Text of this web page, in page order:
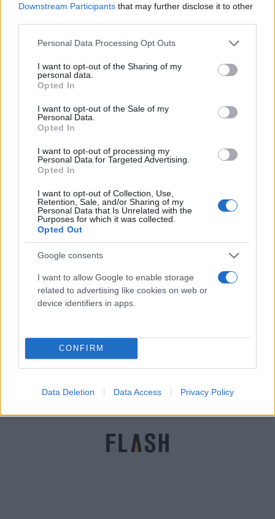
Downstream Participants that may further disclose it to other
Please note that this website/app uses one or more Google
not limited to your visit or usage behaviour. You may click to
grant or deny consent to Google and its third-party tags to
use your data for below specified purposes in below Google
consent section.
Personal Data Processing Opt Outs
I want to opt-out of the Sharing of my
personal data.
Opted In
I want to opt-out of the Sale of my
Personal Data.
Opted In
I want to opt-out of processing my
Personal Data for Targeted Advertising.
Opted In
I want to opt-out of Collection, Use,
Retention, Sale, and/or Sharing of my
Personal Data that Is Unrelated with the
Purposes for which it was collected.
Opted Out
Google consents
I want to allow Google to enable storage
related to advertising like cookies on web or
device identifiers in apps.
CONFIRM
Data Deletion Data Access Privacy Policy
Εμβολιασμός στο εξωτερικό: Είσοδος στο
anagnorisi.emvolio.gov.gr ή επίσκεψη σε ΚΕΠ
14.01.2022 15:13
Στάθης Παναγιωτόπουλος: Η πρώτη δήλωση
14.12.2021 10:54